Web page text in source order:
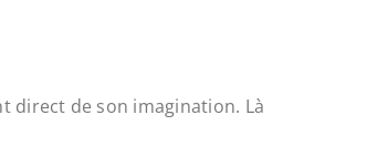
direct de son imagination. Là